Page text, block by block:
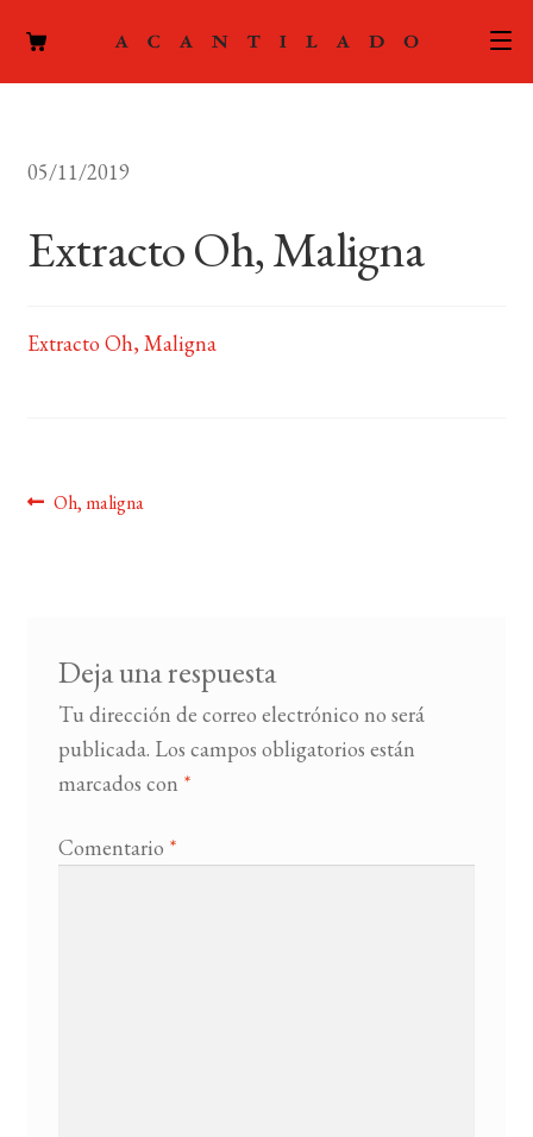
ACTUALIDAD
05/11/2019
Extracto Oh, Maligna
Extracto Oh, Maligna
Navegación
Anterior:
Oh, maligna
Deja una respuesta
Tu dirección de correo electrónico no será
publicada. Los campos obligatorios están
marcados con *
Comentario *